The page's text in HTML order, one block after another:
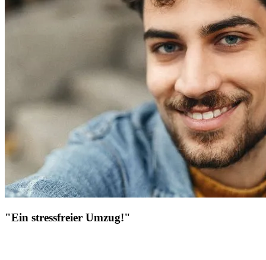
"Ein stressfreier Umzug!"